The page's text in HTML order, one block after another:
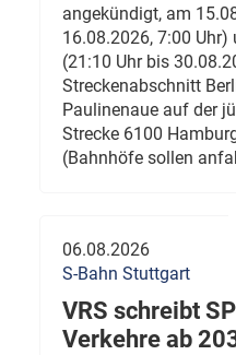
angekündigt, am
16.08.2026, 7:00
(21:10 Uhr bis
Streckenabschnitt
Paulinenaue auf der
Strecke 6100
(Bahnhöfe sollen
06.08.2026
S-Bahn Stuttgart
VRS schreibt
Verkehre ab